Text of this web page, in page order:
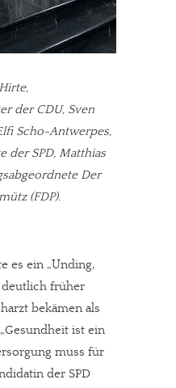
der CDU, Sven
Scho-Antwerpes,
der SPD, Matthias
Der
(FDP).
es ein „Unding,
deutlich früher
bekämen als
ist ein
muss für
der SPD